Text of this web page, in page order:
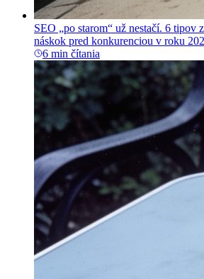
SEO „po starom“ už nestačí. 6 tipov
náskok pred konkurenciou v roku
6 min čítania